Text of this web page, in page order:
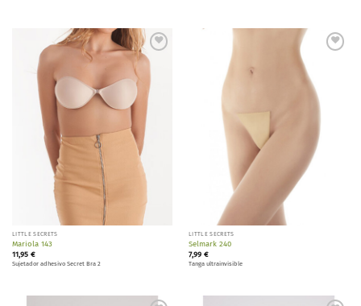
Añadir
LITTLE SECRETS
Mariola 143
11,95 €
Sujetador adhesivo Secret Bra 2
LITTLE SECRETS
Selmark 240
7,99 €
Tanga ultrainvisible